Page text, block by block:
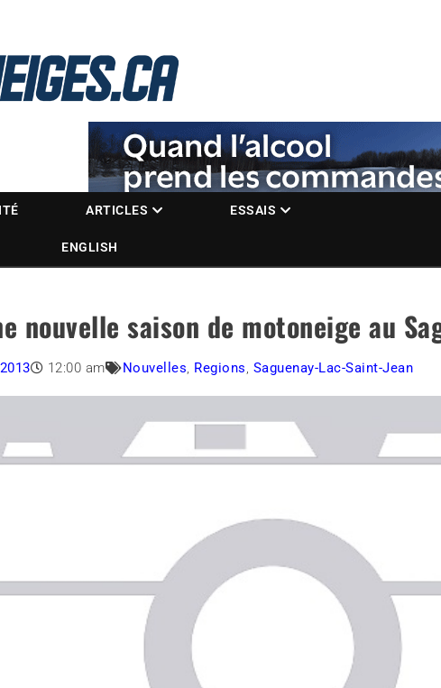
ARTICLES ESSAIS
ENGLISH
nouvelle saison de motoneige au
12:00 am Nouvelles Regions Saguenay-Lac-Saint-Jean